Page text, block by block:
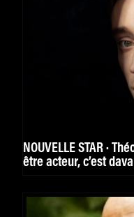
NOUVELLE STAR ·
être acteur, c’est